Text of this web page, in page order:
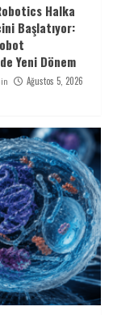
Halka
Başlatıyor:
Yeni Dönem
Ağustos 5, 2026